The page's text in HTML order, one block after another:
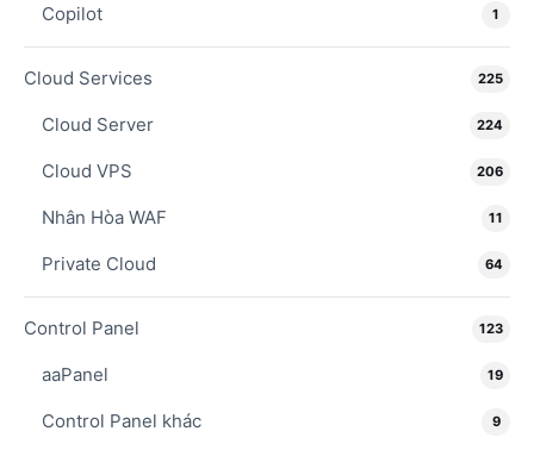
Copilot 1
Cloud Services 225
Cloud Server 224
Cloud VPS 206
Nhân Hòa WAF 11
Private Cloud 64
Control Panel 123
aaPanel 19
Control Panel khác 9